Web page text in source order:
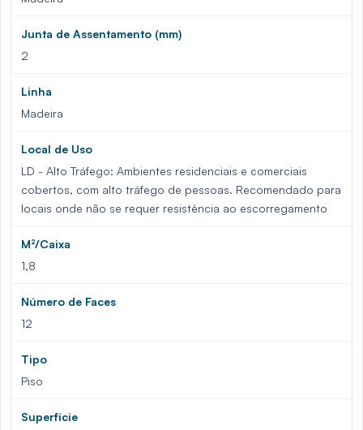
Junta de Assentamento (mm)
2
Linha
Madeira
Local de Uso
LD - Alto Tráfego: Ambientes residenciais e comerciais
cobertos, com alto tráfego de pessoas. Recomendado para
locais onde não se requer resistência ao escorregamento
M²/Caixa
1,8
Número de Faces
12
Tipo
Piso
Superfície